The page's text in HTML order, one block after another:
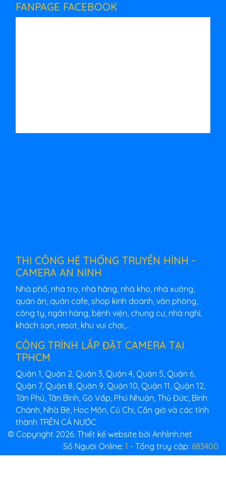
FANPAGE FACEBOOK
THI CÔNG HỆ THỐNG TRUYỀN HÌNH -
CAMERA AN NINH
Nhà phố, nhà trọ, nhà hàng, nhà kho, nhà xưởng,
quán ăn, quán cafe, shop kinh doanh, văn phòng,
công ty, ngân hàng, bệnh viện, chung cư, nhà nghỉ,
khách sạn, resot, khu vui chơi,...
CÔNG TRÌNH LẮP ĐẶT CAMERA TẠI
TPHCM
Quận 1, Quận 2, Quận 3, Quận 4, Quận 5, Quận 6,
Quận 7, Quận 8, Quận 9, Quận 10, Quận 11, Quận 12,
Tân Phú, Tân Bình, Gò Vấp, Phú Nhuận, Thủ Đức, Bình
Chánh, Nhà Bè, Hoc Môn, Củ Chi, Cần giờ và các tỉnh
thành TRÊN CẢ NƯỚC
© Copyright 2026. Thiết kế website bởi Anhlinh.net
Số Người Online: 1 - Tổng truy cập: 683400